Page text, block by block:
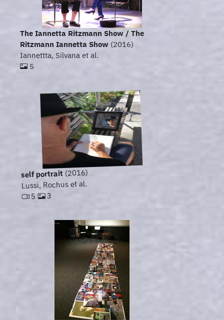
The Iannetta Ritzmann Show / The
Ritzmann Iannetta Show (2016)
Iannettta, Silvana et al.
5
self portrait (2016)
Lussi, Rochus et al.
5 3